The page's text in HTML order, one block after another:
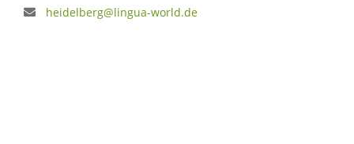
heidelberg@lingua-world.de